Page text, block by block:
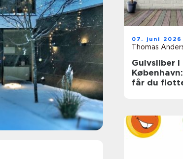
07. juni 2026
Thomas
Gulvsliber i
får du